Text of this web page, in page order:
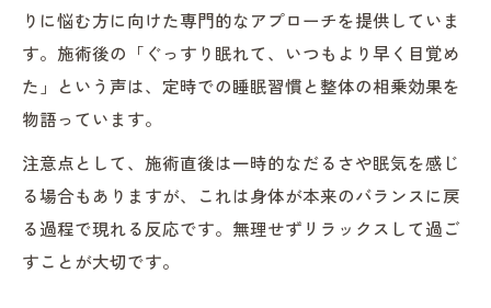
りに悩む方に向けた専門的なアプローチを提供していま
す。施術後の「ぐっすり眠れて、いつもより早く目覚め
た」という声は、定時での睡眠習慣と整体の相乗効果を
物語っています。
注意点として、施術直後は一時的なだるさや眠気を感じ
る場合もありますが、これは身体が本来のバランスに戻
る過程で現れる反応です。無理せずリラックスして過ご
すことが大切です。